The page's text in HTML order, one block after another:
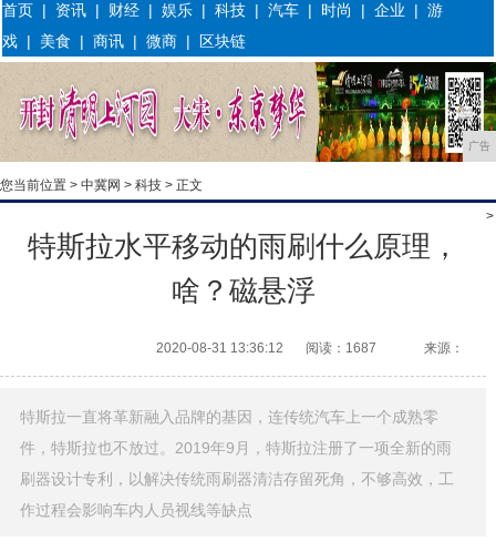
首页 | 资讯 | 财经 |娱乐 |科技 |汽车 | 时尚 |企业 |游
戏 | 美食 |商讯 |微商 | 区块链
广告
您当前位置 > 中冀网 > 科技 > 正文
>
特斯拉水平移动的雨刷什么原理，
啥？磁悬浮
2020-08-31 13:36:12 阅读：1687 来源：
特斯拉一直将革新融入品牌的基因，连传统汽车上一个成熟零
件，特斯拉也不放过。2019年9月，特斯拉注册了一项全新的雨
刷器设计专利，以解决传统雨刷器清洁存留死角，不够高效，工
作过程会影响车内人员视线等缺点